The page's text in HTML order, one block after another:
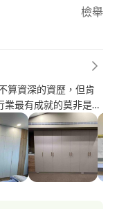
檢舉
算資深的資歷，但肯
最有成就的莫非是看
的價值也在這一刻被
每一位客人，也期待你